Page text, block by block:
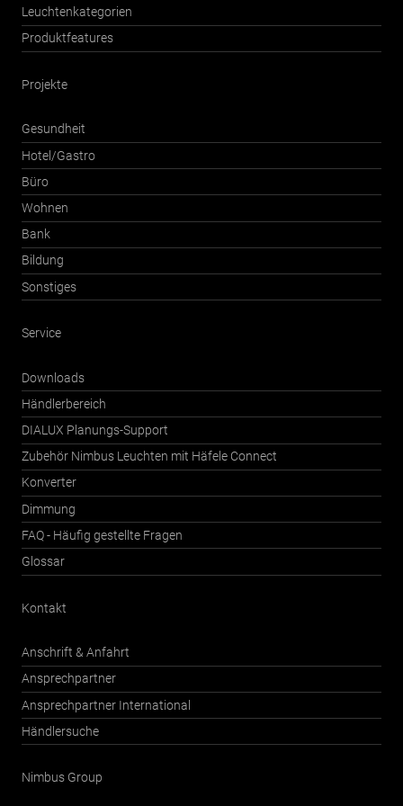
Leuchtenkategorien
Produktfeatures
Projekte
Gesundheit
Hotel/Gastro
Büro
Wohnen
Bank
Bildung
Sonstiges
Service
Downloads
Händlerbereich
DIALUX Planungs-Support
Zubehör Nimbus Leuchten mit Häfele Connect
Konverter
Dimmung
FAQ - Häufig gestellte Fragen
Glossar
Kontakt
Anschrift & Anfahrt
Ansprechpartner
Ansprechpartner International
Händlersuche
Nimbus Group